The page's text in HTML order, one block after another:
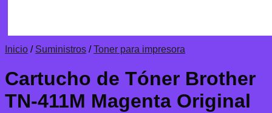
Inicio / Suministros / Toner para impresora
Cartucho de Tóner Brother
TN-411M Magenta Original